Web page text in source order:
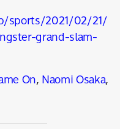
sports/2021/02/21/
grand-slam-
On,Naomi Osaka,